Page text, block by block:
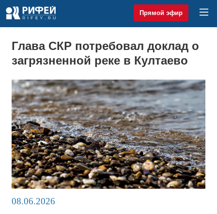
Прямой эфир
Глава СКР потребовал доклад о
загрязненной реке в Култаево
08.06.2026